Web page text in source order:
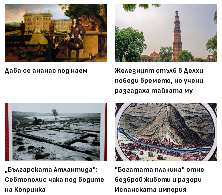
Дава се ананас под наем
Железният стълб в Делхи
победи времето, но учени
разгадаха тайната му
„Българската Атлантида":
Севтополис чака под водите
на Копринка
"Богатата планина" отне
безброй животи и разори
Испанската империя